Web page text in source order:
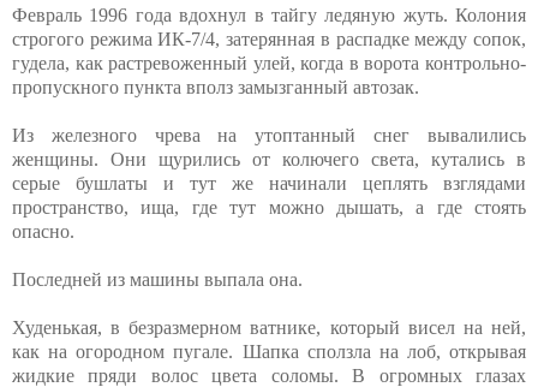
Февраль 1996 года вдохнул в тайгу ледяную жуть. Колония
строгого режима ИК-7/4, затерянная в распадке между сопок,
гудела, как растревоженный улей, когда в ворота контрольно-
пропускного пункта вполз замызганный автозак.
Из железного чрева на утоптанный снег вывалились
женщины. Они щурились от колючего света, кутались в
серые бушлаты и тут же начинали цеплять взглядами
пространство, ища, где тут можно дышать, а где стоять
опасно.
Последней из машины выпала она.
Худенькая, в безразмерном ватнике, который висел на ней,
как на огородном пугале. Шапка сползла на лоб, открывая
жидкие пряди волос цвета соломы. В огромных глазах